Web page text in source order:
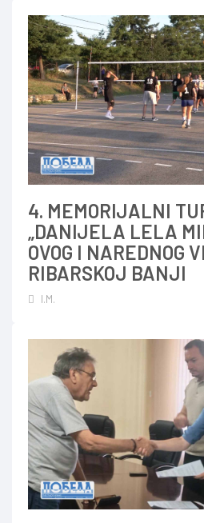
4. MEMORIJALNI
„DANIJELA LELA
OVOG I NAREDNOG
RIBARSKOJ BANJI
I.M.